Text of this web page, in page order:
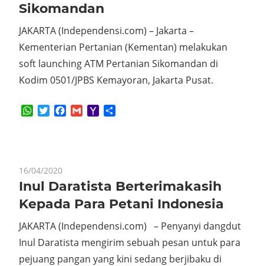
Sikomandan
JAKARTA (Independensi.com) – Jakarta –
Kementerian Pertanian (Kementan) melakukan
soft launching ATM Pertanian Sikomandan di
Kodim 0501/JPBS Kemayoran, Jakarta Pusat.
WhatsApp
TwitterFacebook
GmailYahoo
16/04/2020
Inul Daratista Berterimakasih
Kepada Para Petani Indonesia
JAKARTA (Independensi.com) – Penyanyi dangdut
Inul Daratista mengirim sebuah pesan untuk para
pejuang pangan yang kini sedang berjibaku di